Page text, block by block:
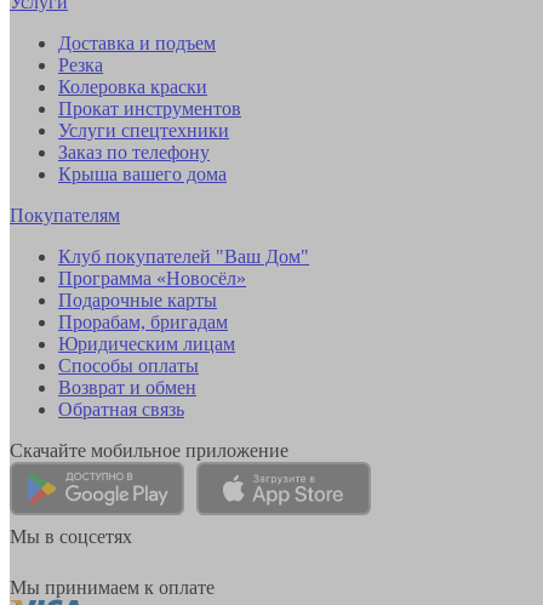
Доставка и подъем
Резка
Колеровка краски
Прокат инструментов
Услуги спецтехники
Заказ по телефону
Крыша вашего дома
Покупателям
Клуб покупателей "Ваш Дом"
Программа «Новосёл»
Подарочные карты
Прорабам, бригадам
Юридическим лицам
Способы оплаты
Возврат и обмен
Обратная связь
Скачайте мобильное приложение
Мы в соцсетях
Мы принимаем к оплате